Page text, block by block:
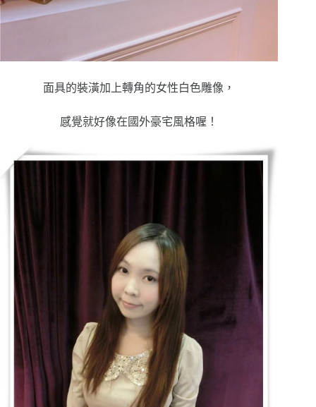
面具的裝潢加上轉角的女性白色雕像，
感覺就好像在國外豪宅風格喔！